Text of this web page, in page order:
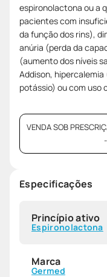
espironolactona ou a
pacientes com
da função dos rins),
anúria (perda da
(aumento dos níveis
Addison,
potássio) ou com uso
VENDA SOB
Especificações
Princípio ativo
Espironolactona
Marca
Germed